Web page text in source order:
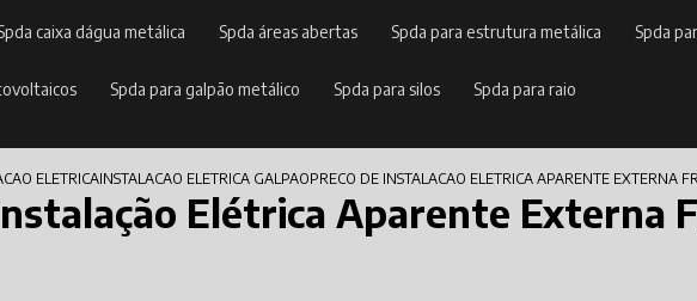
spda caixa dágua metálica spda áreas abertas spda para estrutura metálica spda
spda para galpão metálico spda para silos spda para raio
ELETRICAINSTALACAO ELETRICA GALPAOPRECO DE INSTALACAO ELETRICA APARENTE EXTERNA
Elétrica Aparente Externa